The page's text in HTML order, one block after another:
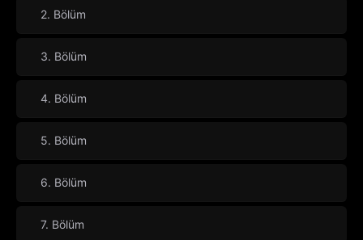
2. Bölüm
3. Bölüm
4. Bölüm
5. Bölüm
6. Bölüm
7. Bölüm